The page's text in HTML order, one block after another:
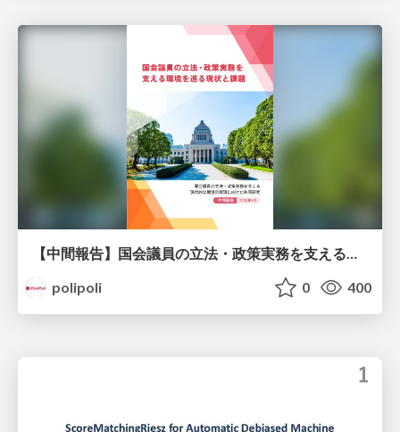
【中間報告】国会議員の立法・政策実務を支える環境を巡る現状と課題
polipoli
0 400